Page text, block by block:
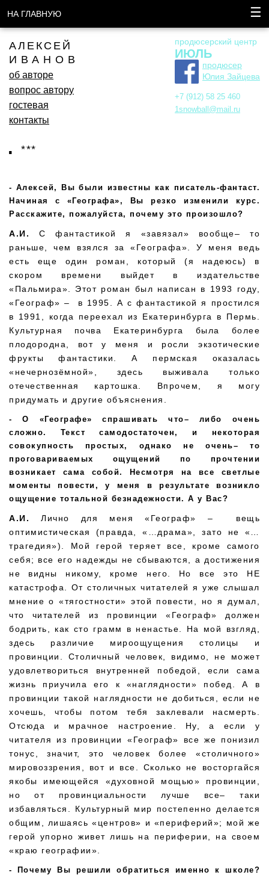
НА ГЛАВНУЮ ☰
АЛЕКСЕЙ
ИВАНОВ
об авторе
вопрос автору
гостевая
контакты
продюсерский центр
ИЮЛЬ
продюсер
Юлия Зайцева
+7 (912) 58 25 460
1snowball@mail.ru
***
Алексей, Вы были известны как писатель-фантаст.
Начиная с «Географа», Вы резко изменили курс.
Расскажите, пожалуйста, почему это произошло?
А.И. С фантастикой я «завязал» вообще– то
раньше, чем взялся за «Географа». У меня ведь
есть еще один роман, который (я надеюсь) в
скором времени выйдет в издательстве
«Пальмира». Этот роман был написан в 1993 году,
«Географ» – в 1995. А с фантастикой я простился
в 1991, когда переехал из Екатеринбурга в Пермь.
Культурная почва Екатеринбурга была более
плодородна, вот у меня и росли экзотические
фрукты фантастики. А пермская оказалась
«нечернозёмной», здесь выживала только
отечественная картошка. Впрочем, я могу
придумать и другие объяснения.
О «Географе» спрашивать что– либо очень
сложно. Текст самодостаточен, и некоторая
совокупность простых, однако не очень– то
проговариваемых ощущений по прочтении
возникает сама собой. Несмотря на все светлые
моменты повести, у меня в результате возникло
ощущение тотальной безнадежности. А у Вас?
А.И. Лично для меня «Географ» – вещь
оптимистическая (правда, «…драма», зато не «…
трагедия»). Мой герой теряет все, кроме самого
себя; все его надежды не сбываются, а достижения
не видны никому, кроме него. Но все это НЕ
катастрофа. От столичных читателей я уже слышал
мнение о «тягостности» этой повести, но я думал,
что читателей из провинции «Географ» должен
бодрить, как сто грамм в ненастье. На мой взгляд,
здесь различие мироощущения столицы и
провинции. Столичный человек, видимо, не может
удовлетвориться внутренней победой, если сама
жизнь приучила его к «наглядности» побед. А в
провинции такой наглядности не добиться, если не
хочешь, чтобы потом тебя заклевали насмерть.
Отсюда и мрачное настроение. Ну, а если у
читателя из провинции «Географ» все же понизил
тонус, значит, это человек более «столичного»
мировоззрения, вот и все. Сколько не восторгайся
якобы имеющейся «духовной мощью» провинции,
но от провинциальности лучше все– таки
избавляться. Культурный мир постепенно делается
общим, лишаясь «центров» и «периферий»; мой же
герой упорно живет лишь на периферии, на своем
«краю географии».
Почему Вы решили обратиться именно к школе?